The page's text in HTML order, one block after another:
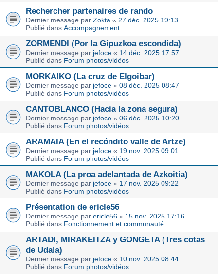
Rechercher partenaires de rando
Dernier message par Zokta « 27 déc. 2025 19:13
Publié dans Accompagnement
ZORMENDI (Por la Gipuzkoa escondida)
Dernier message par jefoce « 14 déc. 2025 17:57
Publié dans Forum photos/vidéos
MORKAIKO (La cruz de Elgoibar)
Dernier message par jefoce « 08 déc. 2025 08:47
Publié dans Forum photos/vidéos
CANTOBLANCO (Hacia la zona segura)
Dernier message par jefoce « 06 déc. 2025 10:20
Publié dans Forum photos/vidéos
ARAMAIA (En el recóndito valle de Artze)
Dernier message par jefoce « 19 nov. 2025 09:01
Publié dans Forum photos/vidéos
MAKOLA (La proa adelantada de Azkoitia)
Dernier message par jefoce « 17 nov. 2025 09:22
Publié dans Forum photos/vidéos
Présentation de ericle56
Dernier message par ericle56 « 15 nov. 2025 17:16
Publié dans Fonctionnement et communauté
ARTADI, MIRAKEITZA y GONGETA (Tres cotas
de Udala)
Dernier message par jefoce « 10 nov. 2025 08:44
Publié dans Forum photos/vidéos